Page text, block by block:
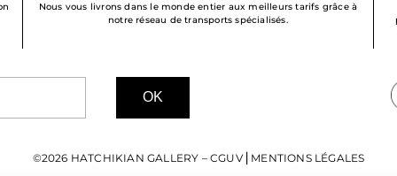
Nous vous livrons dans le monde entier aux meilleurs tarifs grâce à
notre réseau de transports spécialisés.
OK
©2026 HATCHIKIAN GALLERY – CGUV⎜ MENTIONS LÉGALES